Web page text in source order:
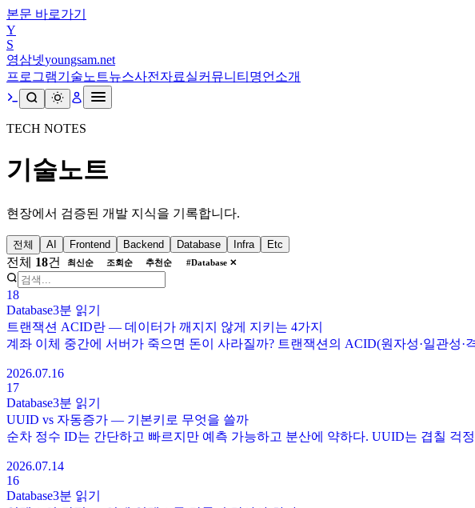
본문 바로가기
Y
S
영삼넷youngsam.net
프로그램기술노트뉴스사전 자료실커뮤니티 명언 소개
TECH NOTES
기술노트
현장에서 검증된 개발 지식을 기록합니다.
전체 AI Frontend Backend Database Infra Etc
전체 18건 최신순 조회순 추천순 #Database ✕
18
Database3분 읽기
트랜잭션 ACID란 — 데이터가 깨지지 않게 지키는 4가지
계좌 이체 중간에 서버가 죽으면 돈이 사라질까? 트랜잭션의 ACID(원자성·일관성·
2026.07.16
17
Database3분 읽기
UUID vs 자동증가 — 기본키로 무엇을 쓸까
순차 정수 ID는 간단하고 빠르지만 예측 가능하고 분산에 약하다. UUID는 겹칠 걱
2026.07.14
16
Database3분 읽기